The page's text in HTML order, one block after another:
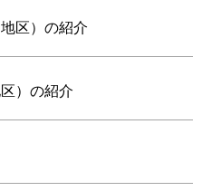
区）の紹介
）の紹介